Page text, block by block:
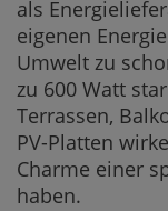
als
eigenen
Umwelt zu
zu 600 Watt
Terrassen,
PV-Platten
Charme einer
haben.